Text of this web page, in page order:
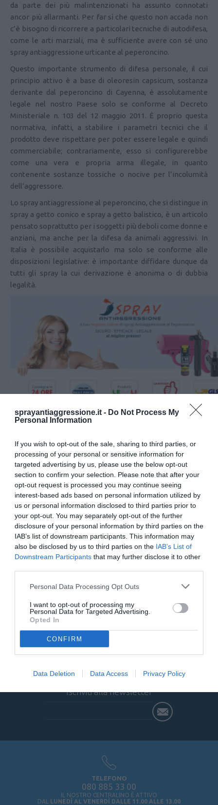
sprayantiaggressione.it - Do Not Process My
Personal Information
If you wish to opt-out of the sale, sharing to third parties, or
processing of your personal or sensitive information for
targeted advertising by us, please use the below opt-out
section to confirm your selection. Please note that after your
opt-out request is processed you may continue seeing
interest-based ads based on personal information utilized by
us or personal information disclosed to third parties prior to
your opt-out. You may separately opt-out of the further
disclosure of your personal information by third parties on the
IAB’s list of downstream participants. This information may
also be disclosed by us to third parties on the IAB’s List of
Downstream Participants that may further disclose it to other
Personal Data Processing Opt Outs
I want to opt-out of processing my
Personal Data for Targeted Advertising.
Opted In
CONFIRM
Data Deletion Data Access Privacy Policy
da parte dei più malintenzionati ha assunto connotati
ancor più allarmanti. Per far sì che questo non accada non
c’è bisogno di ricorrere a particolari tecniche di autodifesa,
come le arti marziali, ma è sufficiente avere con sé uno
spray antiaggressione urticante al peperoncino.
Questo importante strumento di difesa personale, il cui
principio attivo è a base di oleoresin capsicum, sostanza
derivante dal peperoncino di Cayenna, è assolutamente
legale nel nostro Paese solo se conforme al Decreto
Ministeriale n. 103 del 12 maggio 2011. È proprio questa
normativa, infatti, a stabilire i parametri tecnici che il
prodotto deve rispettare per poter essere legale e quindi
commerciabile; contrariamente, esso si configurerebbe
come una vera e propria arma illegale, in quanto
contenente sostanze tossiche o nocive per l’incolumità
dell’aggressore.
Lo spray antiaggressione al peperoncino, che si distingue in
spray a getto conico e spray a getto balistico, è un articolo
pensato soprattutto per i soggetti più deboli come donne e
anziani, ma anche per la difesa da animali aggressivi. In
Italia è possibile acquistarlo ma solo se conforme alle
disposizioni legislative: è importante diffidare dunque da
tutti gli spray la cui derivazione è anonima o di dubbia
legalità.
Dobbiamo capire a chi ci rivolgiamo per l’acquisto di questo
sito di assoluta affidabilità che ti permette di acquistarlo è
www.sprayantiaggressione.it
100% italiano che vanta una vasta gamma di articoli e che ti
fornisce tutte le informazioni di cui necessiti.
Alessandro Farucci
Tag:
spray al peperoncino legalespray urticante al peperoncino
spray urticante legale
Archivio blog
I tag più popolari del blog
Collegati con noi:
Iscriviti alla newsletter
TELEFONO
080 885 33 00
IL NOSTRO CENTRALINO È ATTIVO
DAL LUNEDÌ AL VENERDÌ DALLE 11.00 ALLE 13.00